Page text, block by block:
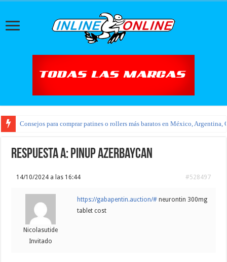
Consejos para comprar patines o rollers más baratos en México, Argentina,
Respuesta a: pinup azerbaycan
14/10/2024 a las 16:44 #528497
Nicolasutide
Invitado
https://gabapentin.auction/# neurontin 300mg
tablet cost